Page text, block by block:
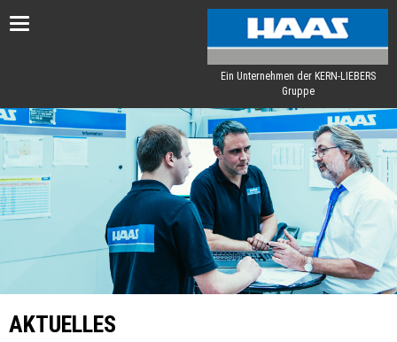
Toggle
Ein Unternehmen der KERN-LIEBERS
Gruppe
AKTUELLES